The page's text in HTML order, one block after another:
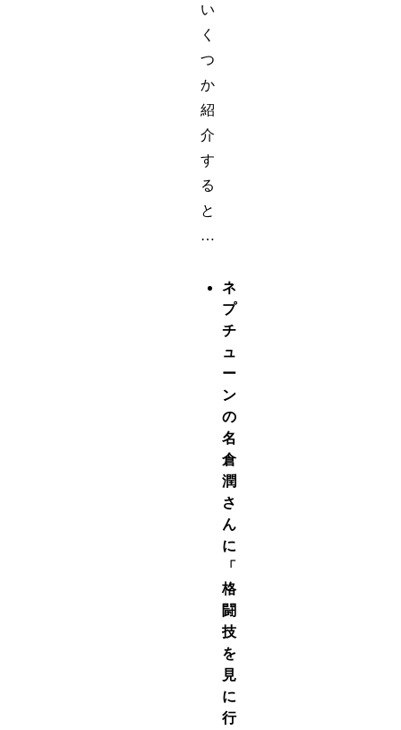
い
く
つ
か
紹
介
す
る
と
…
ネ
プ
チ
ュ
ー
ン
の
名
倉
潤
さ
ん
に
「
格
闘
技
を
見
に
行